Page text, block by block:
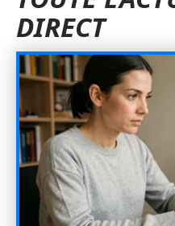
DIRECT